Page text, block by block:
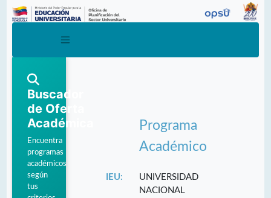
Buscador
de Oferta
Académica
Encuentra
programas
académicos
según
tus
Programa
Académico
IEU:
UNIVERSIDAD
NACIONAL